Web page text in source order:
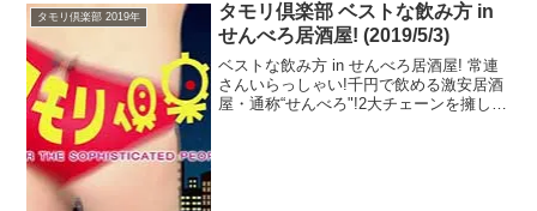
タモリ倶楽部 2019年
タモリ倶楽部 ベストな飲み方 in
せんべろ居酒屋! (2019/5/3)
ベストな飲み方 in せんべろ居酒屋! 常連
さんいらっしゃい!千円で飲める激安居酒
屋・通称“せんべろ"!2大チェーンを擁し、